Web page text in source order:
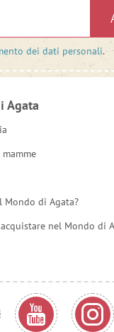
dei dati personali.
Agata
Mondo di Agata?
nel Mondo di